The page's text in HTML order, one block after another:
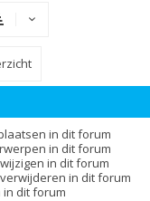
in dit forum
in dit forum
in dit forum
in dit forum
dit forum